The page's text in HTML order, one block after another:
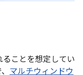
ことを想定してい
マルチウィンドウ